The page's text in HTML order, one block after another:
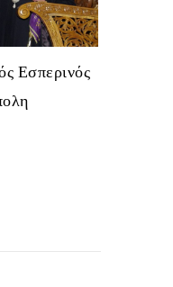
Εσπερινός